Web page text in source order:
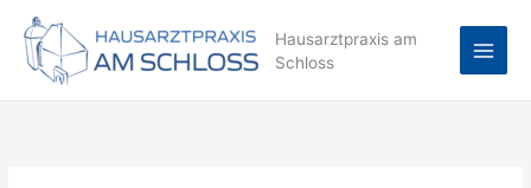
Inhalt
springen
Hausarztpraxis am
Schloss